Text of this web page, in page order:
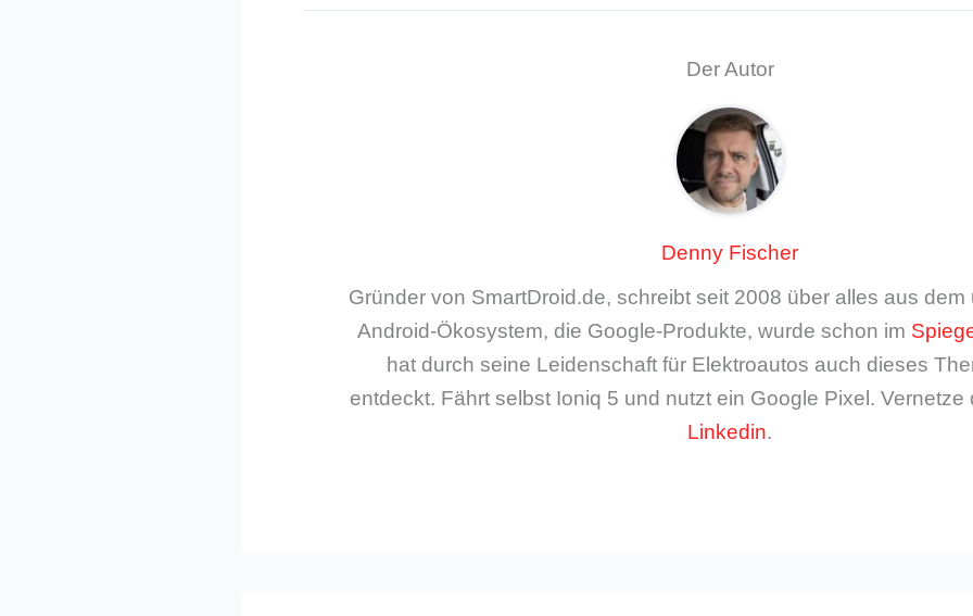
Der Autor
Denny Fischer
Gründer von SmartDroid.de, schreibt seit 2008 über alles aus
Android-Ökosystem, die Google-Produkte, wurde schon im
hat durch seine Leidenschaft für Elektroautos auch dieses
entdeckt. Fährt selbst Ioniq 5 und nutzt ein Google Pixel. Vernetze
Linkedin.